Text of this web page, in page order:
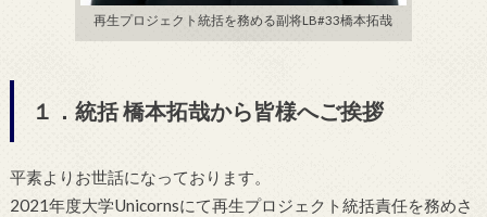
再生プロジェクト統括を務める副将LB#33橋本拓哉
１．統括 橋本拓哉から皆様へご挨拶
平素よりお世話になっております。
2021年度大学Unicornsにて再生プロジェクト統括責任を務めさ